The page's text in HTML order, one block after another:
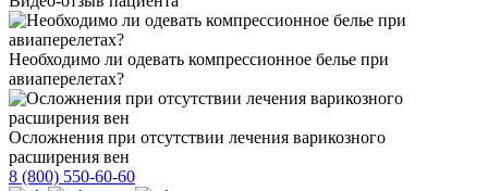
Необходимо ли одевать компрессионное белье при
авиаперелетах?
Осложнения при отсутствии лечения варикозного
расширения вен
8 (800) 550-60-60